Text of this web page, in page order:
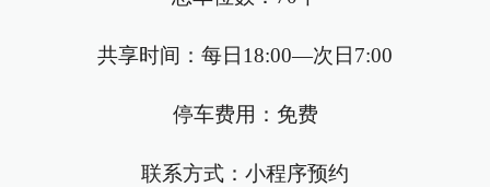
共享时间：每日18:00—次日7:00
停车费用：免费
联系方式：小程序预约